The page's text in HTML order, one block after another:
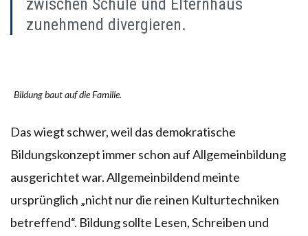
zwischen Schule und Elternhaus
zunehmend divergieren.
Bildung baut auf die Familie.
Das wiegt schwer, weil das demokratische
Bildungskonzept immer schon auf Allgemeinbildung
ausgerichtet war. Allgemeinbildend meinte
ursprünglich „nicht nur die reinen Kulturtechniken
betreffend“. Bildung sollte Lesen, Schreiben und